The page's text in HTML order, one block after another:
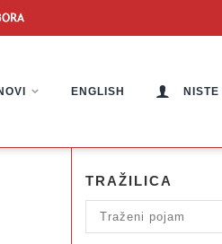
ENGLISH
TRAŽILICA